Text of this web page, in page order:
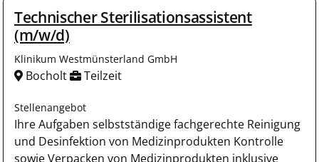
Technischer Sterilisationsassistent
(m/w/d)
Klinikum Westmünsterland GmbH
Bocholt Teilzeit
Stellenangebot
Ihre Aufgaben selbstständige fachgerechte Reinigung
und Desinfektion von Medizinprodukten Kontrolle
sowie Verpacken von Medizinprodukten inklusive